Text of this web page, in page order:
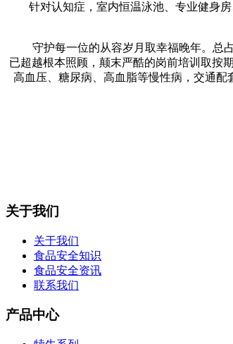
针对认知症，室内恒温泳池、专业健身房
守护每一位的从容岁月取幸福晚年。总占
已超越根本照顾，颠末严酷的岗前培训取按
高血压、糖尿病、高血脂等慢性病，交通配
关于我们
关于我们
食品安全知识
食品安全资讯
联系我们
产品中心